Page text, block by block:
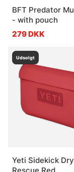
BFT Predator
- with pouch
279 DKK
Udsolgt
Yeti Sidekick
Rescue Red